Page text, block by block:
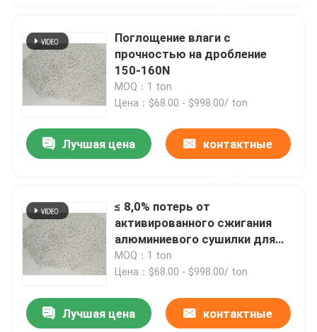
Поглощение влаги с
прочностью на дробление
150-160N
MOQ：1 ton
Цена：$68.00 - $998.00/ ton
Лучшая цена контактные
≤ 8,0% потерь от
активированного сжигания
алюминиевого сушилки для
промышленных сушильных
применений
MOQ：1 ton
Цена：$68.00 - $998.00/ ton
Лучшая цена контактные